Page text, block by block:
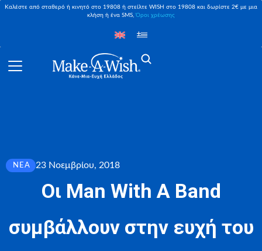
Καλέστε από σταθερό ή κινητό στο 19808 ή στείλτε WISH στο 19808 και δωρίστε 2€ με μια
κλήση ή ένα SMS,Όροι χρέωσης
ΝΈΑ 23 Νοεμβρίου, 2018
Οι Man With A Band
συμβάλλουν στην ευχή του